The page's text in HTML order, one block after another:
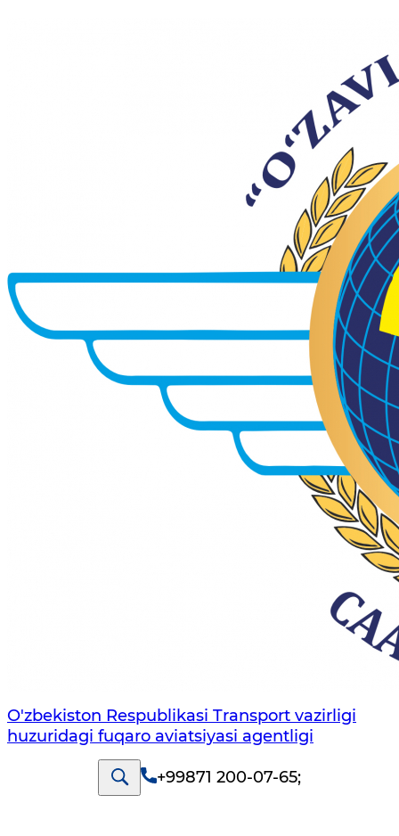
O'zbekiston Respublikasi Transport vazirligi
huzuridagi fuqaro aviatsiyasi agentligi
+99871 200-07-65;